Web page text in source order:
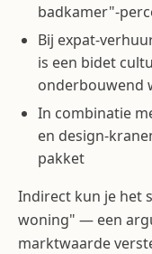
badkamer"-
Bij expat-
is een bidet
onderbouwend
In combinatie
en design-
pakket
Indirect kun je het
woning" — een
marktwaarde